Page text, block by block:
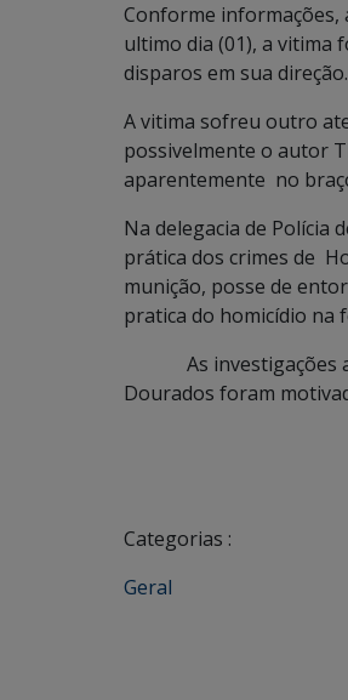
Conforme informações,
ultimo dia (01), a vitima
disparos em sua direção.
A vitima sofreu outro
possivelmente o autor
aparentemente no
Na delegacia de Polícia
prática dos crimes de
munição, posse de
pratica do homicídio na
As investigações
Dourados foram
Categorias :
Geral